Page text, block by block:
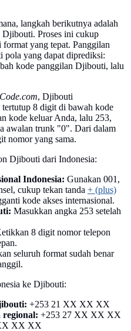
langkah berikutnya adalah
Djibouti. Proses ini cukup
yang tepat. Panggilan
yang dapat diprediksi:
kode panggilan Djibouti, lalu
, Djibouti
tertutup 8 digit di bawah kode
kode keluar Anda, lalu 253,
awalan trunk "0". Dari dalam
nomor yang sama.
Djibouti dari Indonesia:
Indonesia: Gunakan 001,
cukup tekan tanda + (plus)
kode akses internasional.
Masukkan angka 253 setelah
8 digit nomor telepon
seluruh format sudah benar
ke Djibouti:
+253 21 XX XX XX
regional: +253 27 XX XX XX
XX XX